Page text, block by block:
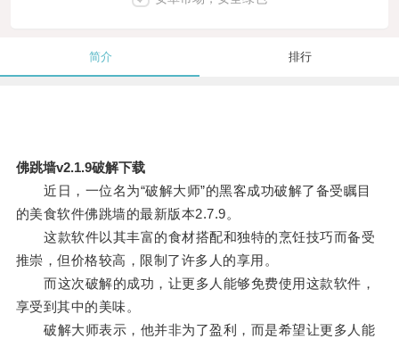
简介 排行
佛跳墙v2.1.9破解下载
近日，一位名为“破解大师”的黑客成功破解了备受瞩目
的美食软件佛跳墙的最新版本2.7.9。
这款软件以其丰富的食材搭配和独特的烹饪技巧而备受
推崇，但价格较高，限制了许多人的享用。
而这次破解的成功，让更多人能够免费使用这款软件，
享受到其中的美味。
破解大师表示，他并非为了盈利，而是希望让更多人能